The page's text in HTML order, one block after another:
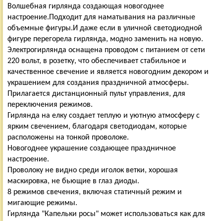
Волшебная гирлянда создающая новогоднее
настроение.Подходит для наматывания на различные
объемные фигуры.И даже если в уличной светодиодной
фигуре перегорела гирлянда, модно заменить на новую.
Электрогирлянда оснащена проводом с питанием от сети
220 вольт, в розетку, что обеспечивает стабильное и
качественное свечение и является новогодним декором и
украшением для создания праздничной атмосферы.
Прилагается дистанционный пульт управления, для
переключения режимов.
Гирлянда на елку создает теплую и уютную атмосферу с
ярким свечением, благодаря светодиодам, которые
расположены на тонкой проволоке.
Новогоднее украшение создающее праздничное
настроение.
Проволоку не видно среди иголок ветки, хорошая
маскировка, не бьющие в глаз диоды.
8 режимов свечения, включая статичный режим и
мигающие режимы.
Гирлянда "Капельки росы" может использоваться как для